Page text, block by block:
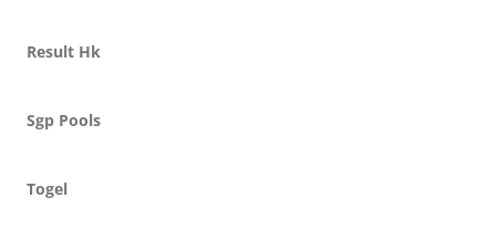
Result Hk
Sgp Pools
Togel